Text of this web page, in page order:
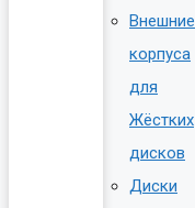
Внешние
корпуса
для
Жёстких
дисков
Диски